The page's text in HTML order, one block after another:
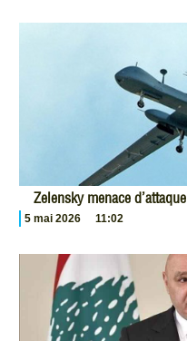
Zelensky menace
5 mai 2026 11:02